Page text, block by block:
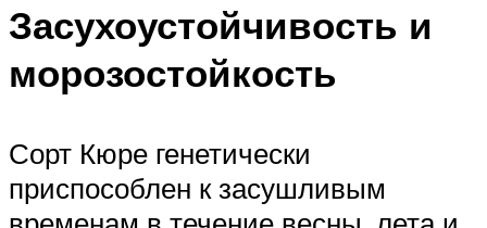
Засухоустойчивость и
морозостойкость
Сорт Кюре генетически
приспособлен к засушливым